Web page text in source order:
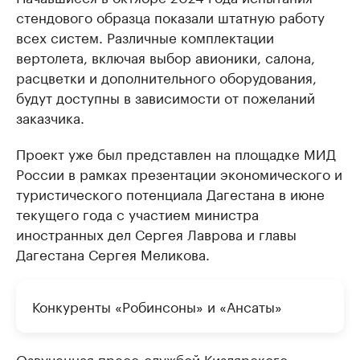
стендового образца показали штатную работу
всех систем. Различные комплектации
вертолета, включая выбор авионики, салона,
расцветки и дополнительного оборудования,
будут доступны в зависимости от пожеланий
заказчика.
Проект уже был представлен на площадке МИД
России в рамках презентации экономического и
туристического потенциала Дагестана в июне
текущего года с участием министра
иностранных дел Сергея Лаврова и главы
Дагестана Сергея Меликова.
Конкуренты «Робинсоны» и «Ансаты»